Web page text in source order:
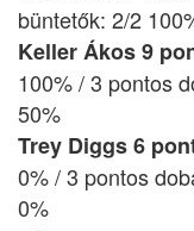
büntetők: 2/2
Keller Ákos 9
100% / 3 pontos
50%
Trey Diggs 6
0% / 3 pontos
0%